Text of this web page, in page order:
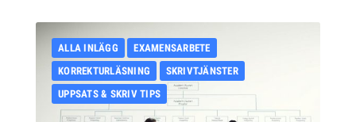
ALLA INLÄGG
EXAMENSARBETE
KORREKTURLÄSNING
SKRIVTJÄNSTER
UPPSATS & SKRIV TIPS